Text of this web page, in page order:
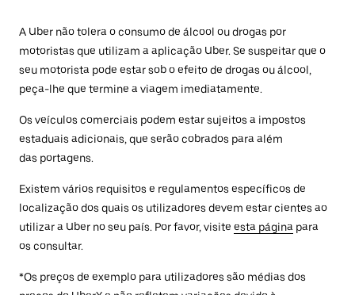
A Uber não tolera o consumo de álcool ou drogas por
motoristas que utilizam a aplicação Uber. Se suspeitar que o
seu motorista pode estar sob o efeito de drogas ou álcool,
peça-lhe que termine a viagem imediatamente.
Os veículos comerciais podem estar sujeitos a impostos
estaduais adicionais, que serão cobrados para além
das portagens.
Existem vários requisitos e regulamentos específicos de
localização dos quais os utilizadores devem estar cientes ao
utilizar a Uber no seu país. Por favor, visite esta página para
os consultar.
*Os preços de exemplo para utilizadores são médias dos